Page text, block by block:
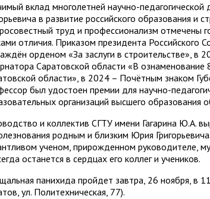
вклад многолетней научно-педагогической
в развитие российского образования и
труд и профессионализм отмечены
отличия. Приказом президента Российского
орденом «За заслуги в строительстве», в
Саратовской области «В ознаменование
области», в 2024 – Почётным знаком
был удостоен премии для научно-
организаций высшего образования
и коллектив СГТУ имени Гагарина Ю.А.
родным и близким Юрия
ученом, прирожденном руководителе,
останется в сердцах его коллег и учеников.
панихида пройдет завтра, 26 ноября, в
ул. Политехническая, 77).